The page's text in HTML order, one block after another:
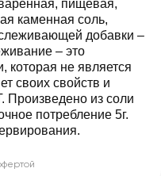
пищевая,
каменная соль,
добавки –
– это
которая не является
своих свойств и
Произведено из соли
потребление 5г.